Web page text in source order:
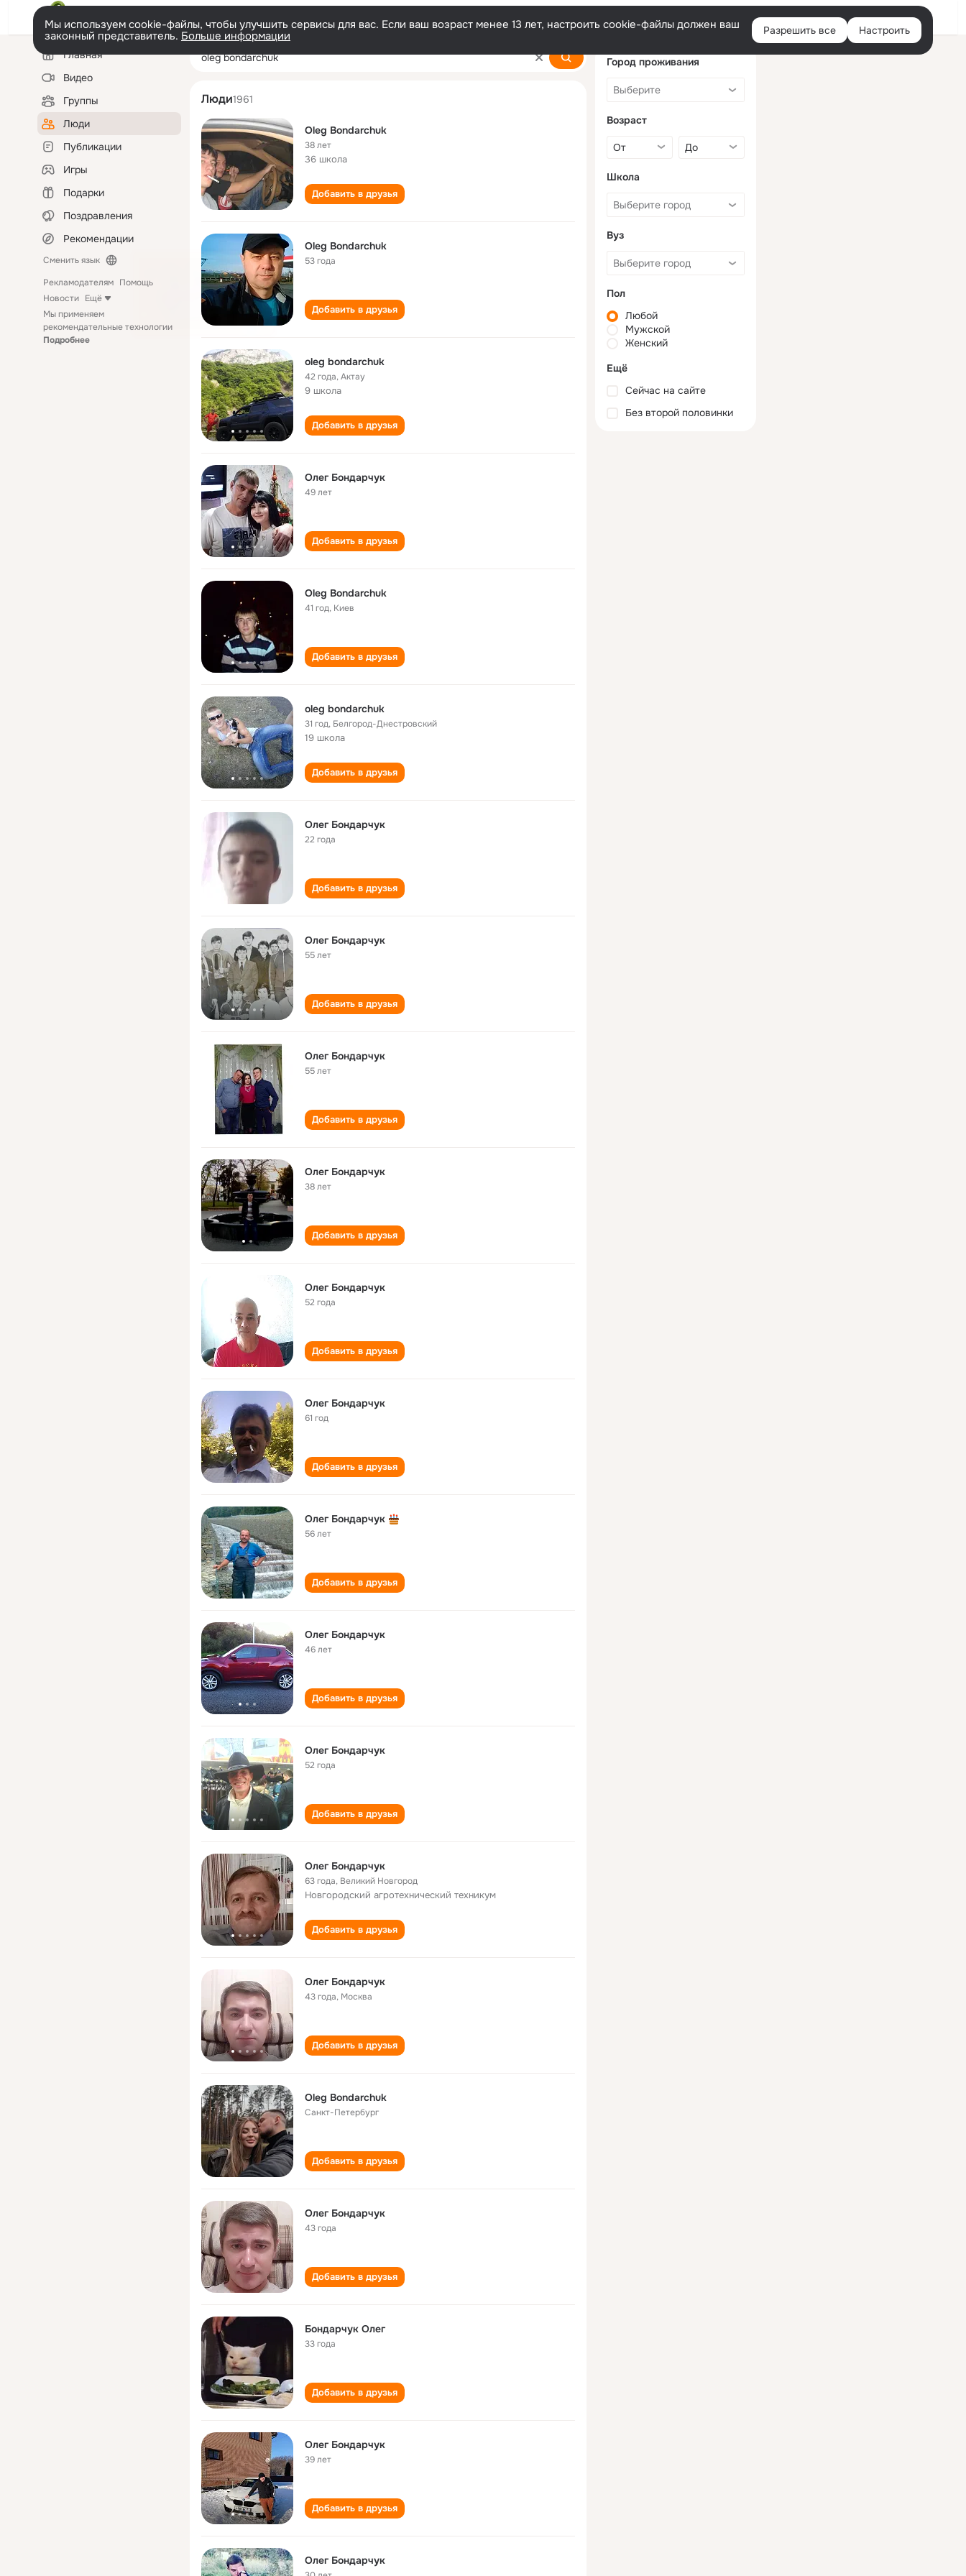
Войти
Мы используем cookie-файлы, чтобы улучшить сервисы для вас. Если ваш возраст менее 13 лет, настроить cookie-файлы должен ваш
законный представитель. Больше информации Разрешить все Настроить
Левая
колонкаГлавная
Видео
Группы
Люди
Публикации
Игры
Подарки
Поздравления
Рекомендации
Сменить язык
Рекламодателям Помощь
Новости Ещё
Мы применяем
рекомендательные технологии
Подробнее
oleg bondarchuk
Люди1961
Oleg Bondarchuk
38 лет
36 школа
Добавить в друзья
Oleg Bondarchuk
53 года
Добавить в друзья
oleg bondarchuk
42 года,Актау
9 школа
Добавить в друзья
Олег Бондарчук
49 лет
Добавить в друзья
Oleg Bondarchuk
41 год, Киев
Добавить в друзья
oleg bondarchuk
31 год, Белгород-Днестровский
19 школа
Добавить в друзья
Олег Бондарчук
22 года
Добавить в друзья
Олег Бондарчук
55 лет
Добавить в друзья
Олег Бондарчук
55 лет
Добавить в друзья
Олег Бондарчук
38 лет
Добавить в друзья
Олег Бондарчук
52 года
Добавить в друзья
Олег Бондарчук
61 год
Добавить в друзья
Олег Бондарчук
56 лет
Добавить в друзья
Олег Бондарчук
46 лет
Добавить в друзья
Олег Бондарчук
52 года
Добавить в друзья
Олег Бондарчук
63 года, Великий Новгород
Новгородский агротехнический техникум
Добавить в друзья
Олег Бондарчук
43 года, Москва
Добавить в друзья
Oleg Bondarchuk
Санкт-Петербург
Добавить в друзья
Олег Бондарчук
43 года
Добавить в друзья
Бондарчук Олег
33 года
Добавить в друзья
Олег Бондарчук
39 лет
Добавить в друзья
Олег Бондарчук
Город проживания
Возраст
Школа
Вуз
Пол
Любой
Мужской
Женский
Ещё
Сейчас на сайте
Без второй половинки